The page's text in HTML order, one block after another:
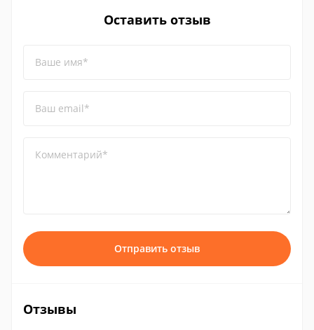
Оставить отзыв
Ваше имя*
Ваш email*
Комментарий*
Отправить отзыв
Отзывы